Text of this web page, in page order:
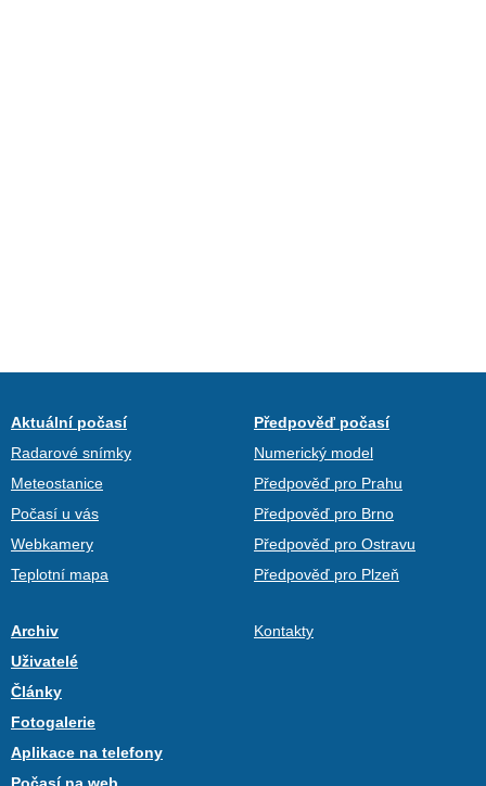
Aktuální počasí
Radarové snímky
Meteostanice
Počasí u vás
Webkamery
Teplotní mapa
Předpověď počasí
Numerický model
Předpověď pro Prahu
Předpověď pro Brno
Předpověď pro Ostravu
Předpověď pro Plzeň
Archiv
Uživatelé
Články
Fotogalerie
Aplikace na telefony
Kontakty